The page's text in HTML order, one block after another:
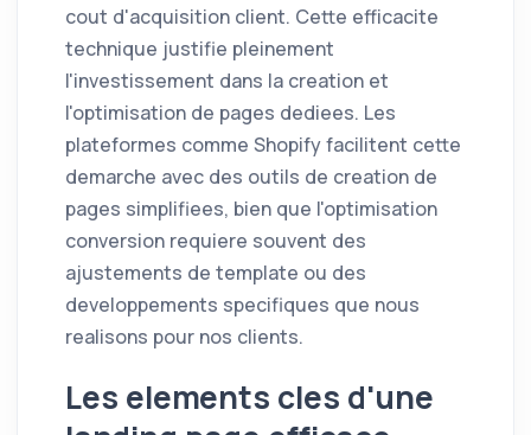
cout d'acquisition client. Cette efficacite
technique justifie pleinement
l'investissement dans la creation et
l'optimisation de pages dediees. Les
plateformes comme Shopify facilitent cette
demarche avec des outils de creation de
pages simplifiees, bien que l'optimisation
conversion requiere souvent des
ajustements de template ou des
developpements specifiques que nous
realisons pour nos clients.
Les elements cles d'une